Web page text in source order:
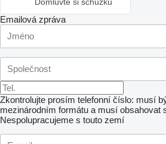
Emailová zpráva
Zkontrolujte prosím telefonní číslo: musí
mezinárodním formátu a musí obsahovat
Nespolupracujeme s touto zemí